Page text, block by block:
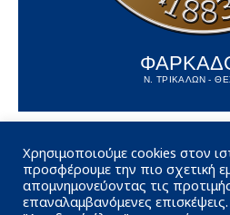
Ν. ΤΡΙΚΑΛΩΝ -
Χρησιμοποιούμε cookies στον
προσφέρουμε την πιο σχετική
απομνημονεύοντας τις
επαναλαμβανόμενες